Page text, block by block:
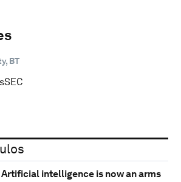
BT
Artificial intelligence is now an arms